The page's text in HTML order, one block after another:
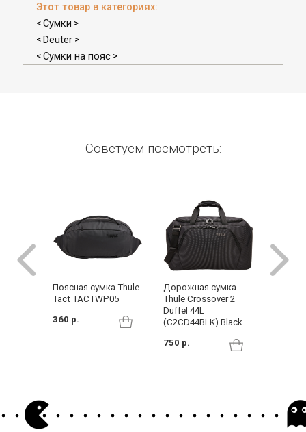
Этот товар в категориях:
< Сумки >
< Deuter>
< Сумки на пояс>
Советуем посмотреть:
Поясная сумка Thule
Tact TACTWP05
360 р.
Дорожная сумка
Thule Crossover 2
Duffel 44L
(C2CD44BLK) Black
750 р.